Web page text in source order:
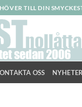
TILL DIN
OSS NYHETER